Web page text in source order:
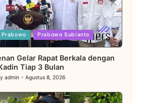
Prabowo Prabowo Subianto
Gelar Rapat Berkala dengan
Tiap 3 Bulan
admin Agustus 8, 2026